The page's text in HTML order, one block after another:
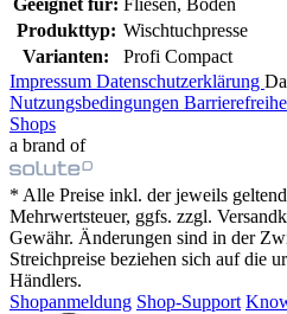
Geeignet für: Fliesen, Boden
Produkttyp: Wischtuchpresse
Varianten:
Profi Compact
Impressum Datenschutzerklärung
Nutzungsbedingungen
Shops
a brand of
* Alle Preise inkl. der jeweils
Mehrwertsteuer, ggfs. zzgl.
Gewähr. Änderungen sind in der
Streichpreise beziehen sich auf die
Händlers.
Shopanmeldung Shop-Support